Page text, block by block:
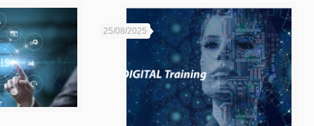
25/08/2025